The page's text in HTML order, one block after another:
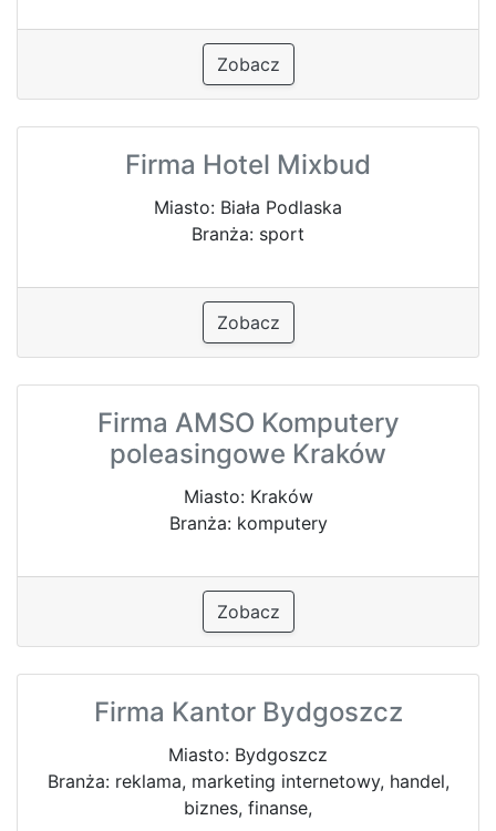
Zobacz
Firma Hotel Mixbud
Miasto: Biała Podlaska
Branża: sport
Zobacz
Firma AMSO Komputery
poleasingowe Kraków
Miasto: Kraków
Branża: komputery
Zobacz
Firma Kantor Bydgoszcz
Miasto: Bydgoszcz
Branża: reklama, marketing internetowy, handel,
biznes, finanse,